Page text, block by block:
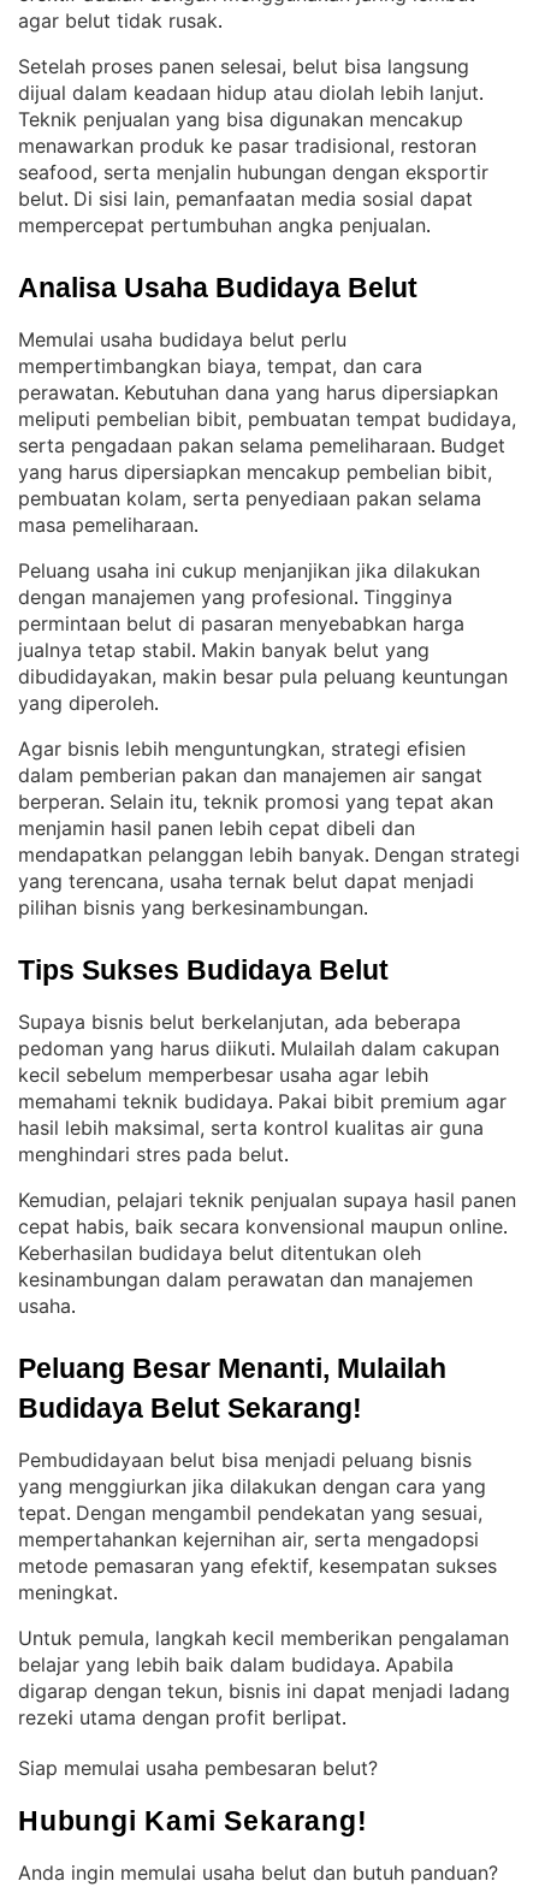
agar belut tidak rusak.
Setelah proses panen selesai, belut bisa langsung
dijual dalam keadaan hidup atau diolah lebih lanjut
Teknik penjualan yang bisa digunakan mencakup
menawarkan produk ke pasar tradisional, restoran
seafood, serta menjalin hubungan dengan eksportir
belut. Di sisi lain, pemanfaatan media sosial dapat
mempercepat pertumbuhan angka penjualan.
Analisa Usaha Budidaya Belut
Memulai usaha budidaya belut perlu
mempertimbangkan biaya, tempat, dan cara
perawatan. Kebutuhan dana yang harus dipersiapkan
meliputi pembelian bibit, pembuatan tempat budidaya,
serta pengadaan pakan selama pemeliharaan. Budget
yang harus dipersiapkan mencakup pembelian bibit,
pembuatan kolam, serta penyediaan pakan selama
masa pemeliharaan.
Peluang usaha ini cukup menjanjikan jika dilakukan
dengan manajemen yang profesional. Tingginya
permintaan belut di pasaran menyebabkan harga
jualnya tetap stabil. Makin banyak belut yang
dibudidayakan, makin besar pula peluang keuntungan
yang diperoleh.
Agar bisnis lebih menguntungkan, strategi efisien
dalam pemberian pakan dan manajemen air sangat
berperan. Selain itu, teknik promosi yang tepat akan
menjamin hasil panen lebih cepat dibeli dan
mendapatkan pelanggan lebih banyak. Dengan strategi
yang terencana, usaha ternak belut dapat menjadi
pilihan bisnis yang berkesinambungan.
Tips Sukses Budidaya Belut
Supaya bisnis belut berkelanjutan, ada beberapa
pedoman yang harus diikuti. Mulailah dalam cakupan
kecil sebelum memperbesar usaha agar lebih
memahami teknik budidaya. Pakai bibit premium agar
hasil lebih maksimal, serta kontrol kualitas air guna
menghindari stres pada belut.
Kemudian, pelajari teknik penjualan supaya hasil panen
cepat habis, baik secara konvensional maupun online
Keberhasilan budidaya belut ditentukan oleh
kesinambungan dalam perawatan dan manajemen
usaha.
Peluang Besar Menanti, Mulailah
Budidaya Belut Sekarang!
Pembudidayaan belut bisa menjadi peluang bisnis
yang menggiurkan jika dilakukan dengan cara yang
tepat. Dengan mengambil pendekatan yang sesuai,
mempertahankan kejernihan air, serta mengadopsi
metode pemasaran yang efektif, kesempatan sukses
meningkat.
Untuk pemula, langkah kecil memberikan pengalaman
belajar yang lebih baik dalam budidaya. Apabila
digarap dengan tekun, bisnis ini dapat menjadi ladang
rezeki utama dengan profit berlipat.
Siap memulai usaha pembesaran belut?
Hubungi Kami Sekarang!
Anda ingin memulai usaha belut dan butuh panduan?